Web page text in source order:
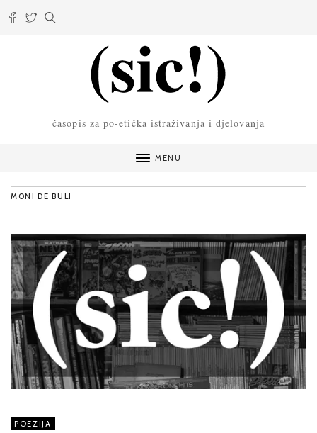
časopis za po-etička istraživanja i djelovanja
MENU
MONI DE BULI
POEZIJA